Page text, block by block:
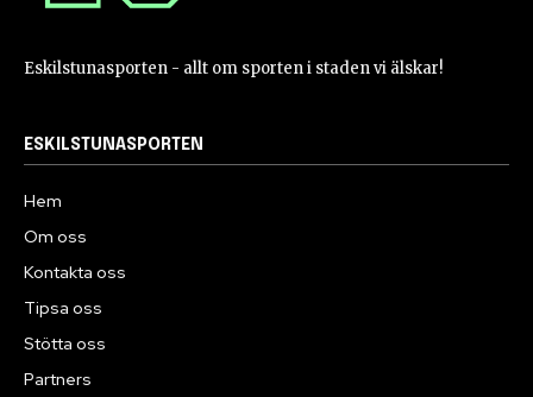
Eskilstunasporten - allt om sporten i staden vi älskar!
ESKILSTUNASPORTEN
Hem
Om oss
Kontakta oss
Tipsa oss
Stötta oss
Partners